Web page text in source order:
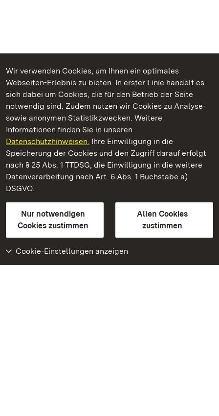
Wir verwenden Cookies, um Ihnen ein optimales
Webseiten-Erlebnis zu bieten. In erster Linie handelt es
sich dabei um Cookies, die für den Betrieb der Seite
notwendig sind. Zudem nutzen wir Cookies zu Analyse-
sowie anonymen Statistikzwecken. Weitere
Informationen finden Sie in unseren
Datenschutzhinweisen. Ihre Einwilligung in die
Speicherung der Cookies und den Zugriff darauf erfolgt
nach § 25 Abs. 1 TTDSG, die Einwilligung in die weitere
Datenverarbeitung nach Art. 6 Abs. 1 Buchstabe a)
DSGVO.
Nur notwendigen
Cookies zustimmen
Allen Cookies
zustimmen
Cookie-Einstellungen anzeigen
Kommen. Staunen. Genießen.
Staatliche Schlösser und Gärten Baden‑Württemberg
Staatliche Schlösser und Gärten Baden-Württemberg
Kontakt
GebärdenspracheLeichte Sprache
Erklärung zur Barrierefreiheit
BITV-konform (geprüfte Seiten)
Weiteres